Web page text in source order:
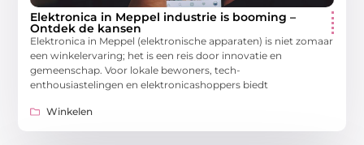
Elektronica in Meppel industrie is booming –
Ontdek de kansen
Elektronica in Meppel (elektronische apparaten) is niet zomaar
een winkelervaring; het is een reis door innovatie en
gemeenschap. Voor lokale bewoners, tech-
enthousiastelingen en elektronicashoppers biedt
Winkelen